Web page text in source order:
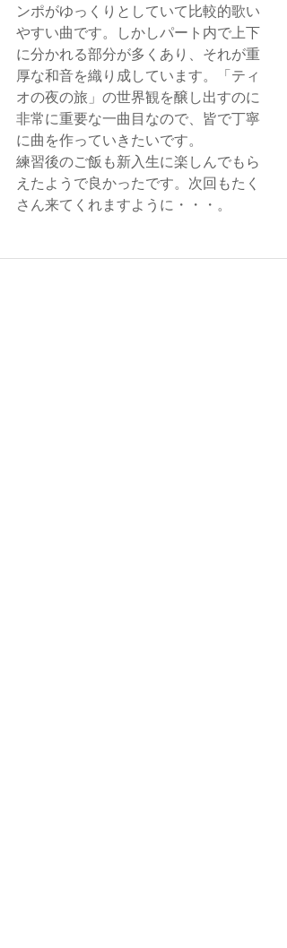
ンポがゆっくりとしていて比較的歌い
やすい曲です。しかしパート内で上下
に分かれる部分が多くあり、それが重
厚な和音を織り成しています。「ティ
オの夜の旅」の世界観を醸し出すのに
非常に重要な一曲目なので、皆で丁寧
に曲を作っていきたいです。
練習後のご飯も新入生に楽しんでもら
えたようで良かったです。次回もたく
さん来てくれますように・・・。